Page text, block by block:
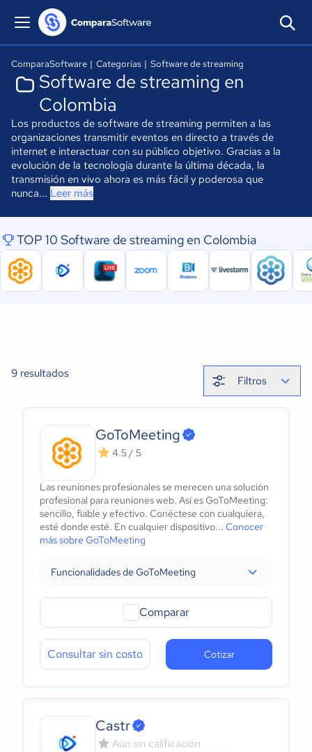
ComparaSoftware | Categorías | Software de streaming
Software de streaming en
Colombia
Los productos de software de streaming permiten a las
organizaciones transmitir eventos en directo a través de
internet e interactuar con su público objetivo. Gracias a la
evolución de la tecnología durante la última década, la
transmisión en vivo ahora es más fácil y poderosa que
nunca... Leer más
TOP 10 Software de streaming en Colombia
9 resultados
Filtros
GoToMeeting
4.5 / 5
Las reuniones profesionales se merecen una solución
profesional para reuniones web. Así es GoToMeeting:
sencillo, fiable y efectivo. Conéctese con cualquiera,
esté donde esté. En cualquier dispositivo... Conocer
más sobre GoToMeeting
Funcionalidades de GoToMeeting
Comparar
Consultar sin costo Cotizar
Castr
Aún sin calificación